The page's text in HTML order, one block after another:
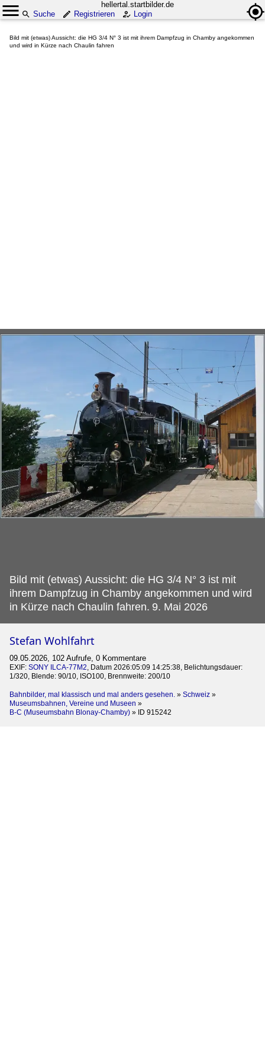
hellertal.startbilder.de
Suche
Registrieren Login
Bild mit (etwas) Aussicht: die HG 3/4 N° 3 ist mit ihrem Dampfzug in Chamby angekommen
und wird in Kürze nach Chaulin fahren
Bild mit (etwas) Aussicht: die HG 3/4 N° 3 ist mit
ihrem Dampfzug in Chamby angekommen und wird
in Kürze nach Chaulin fahren. 9. Mai 2026
Stefan Wohlfahrt
09.05.2026, 102 Aufrufe, 0 Kommentare
EXIF: SONY ILCA-77M2 , Datum 2026:05:09 14:25:38, Belichtungsdauer:
1/320, Blende: 90/10, ISO100, Brennweite: 200/10
Bahnbilder, mal klassisch und mal anders gesehen. » Schweiz »
Museumsbahnen, Vereine und Museen »
B-C (Museumsbahn Blonay-Chamby) » ID 915242